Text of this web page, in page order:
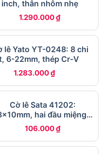
đội kỹ thuật, việc có
chủ động hơn.
gồm:
hằng ngày.
dụng cụ sẵn sàng
muốn đầu tư bộ cờ
inch, thân nhôm nhẹ
1.290.000₫
lê Yato YT-0248: 8 chi
6-22mm, thép Cr-V
1.283.000₫
Cờ lê Sata 41202:
hai đầu miệng,
thép Cr-V
106.000₫